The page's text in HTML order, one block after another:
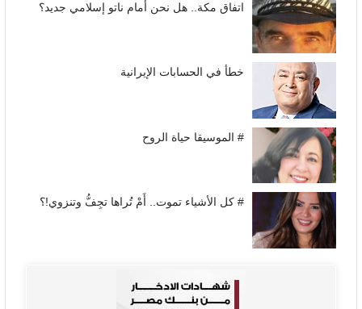
اتفاق مكة.. هل نحن أمام ناتو إسلامي جديد؟
خطأ في الحسابات الإيرانية
# الموسيقا حياة الروح
# كل الأشياء تموت.. أَمْ تُراها تجِفُّ وتنزوي!؟